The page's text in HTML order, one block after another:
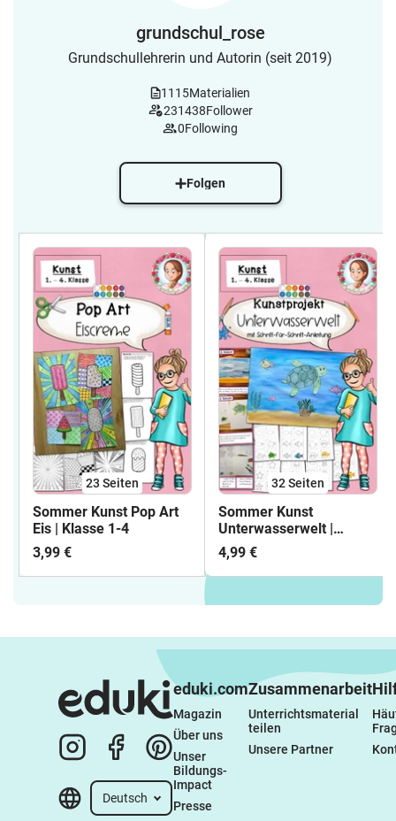
grundschul_rose
Grundschullehrerin und Autorin (seit 2019)
1115Materialien
231438Follower
0Following
Folgen
23 Seiten
Sommer Kunst Pop Art
Eis | Klasse 1-4
3,99 €
32Seiten
Sommer Kunst
Unterwasserwelt |
Kunstprojekt Klasse 1-4
4,99 €
Deutsch
eduki.com
Magazin
Über uns
Unser
Bildungs-
Impact
Presse
Zusammenarbeit
Unterrichtsmaterial
teilen
Unsere Partner